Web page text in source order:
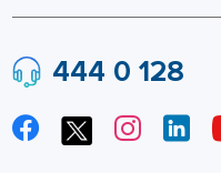
444 0 128